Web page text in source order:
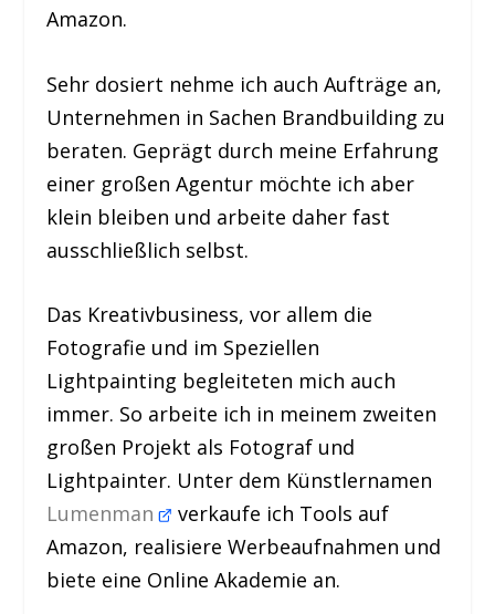
Amazon.
Sehr dosiert nehme ich auch Aufträge an,
Unternehmen in Sachen Brandbuilding zu
beraten. Geprägt durch meine Erfahrung
einer großen Agentur möchte ich aber
klein bleiben und arbeite daher fast
ausschließlich selbst.
Das Kreativbusiness, vor allem die
Fotografie und im Speziellen
Lightpainting begleiteten mich auch
immer. So arbeite ich in meinem zweiten
großen Projekt als Fotograf und
Lightpainter. Unter dem Künstlernamen
Lumenman
verkaufe ich Tools auf
Amazon, realisiere Werbeaufnahmen und
biete eine Online Akademie an.